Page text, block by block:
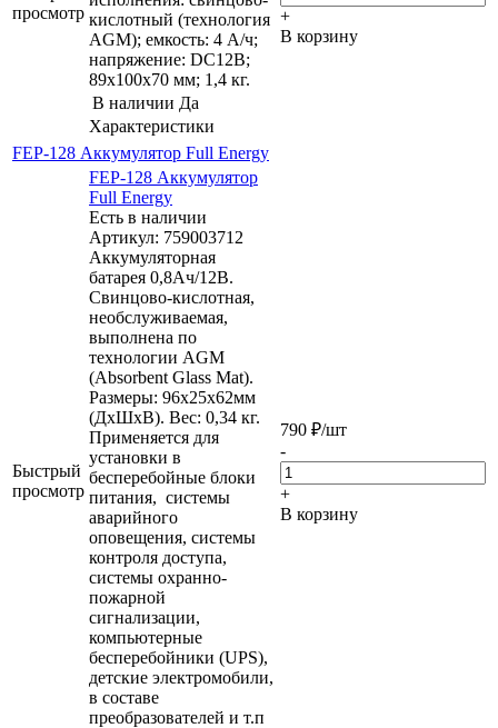
просмотр кислотный (технология
AGM); емкость: 4 А/ч;
напряжение: DC12В;
89х100х70 мм; 1,4 кг.
В наличии Да
Характеристики
+
В корзину
FEP-128 Аккумулятор Full Energy
Быстрый
просмотр
FEP-128 Аккумулятор
Full Energy
Есть в наличии
Артикул: 759003712
Аккумуляторная
батарея 0,8Aч/12В.
Свинцово-кислотная,
необслуживаемая,
выполнена по
технологии AGM
(Absorbent Glass Mat).
Размеры: 96х25х62мм
(ДхШхВ). Вес: 0,34 кг.
Применяется для
установки в
бесперебойные блоки
питания, системы
аварийного
оповещения, системы
контроля доступа,
системы охранно-
пожарной
сигнализации,
компьютерные
бесперебойники (UPS),
детские электромобили,
в составе
преобразователей и т.п
790 ₽/шт
-
+
В корзину